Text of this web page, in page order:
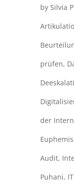
by Silvia
prüfen,
der
Audit,
Puhani,